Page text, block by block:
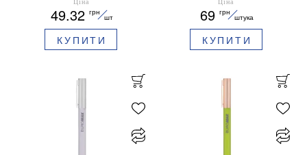
мс BM.2721220E-08
49.32 грн
шт
КУПИТИ
69 грн
штука
КУПИТИ